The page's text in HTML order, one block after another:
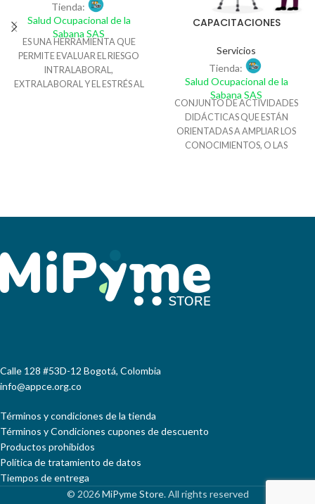
Tienda:
Salud Ocupacional de la
Sabana SAS
ES UNA HERRAMIENTA QUE
PERMITE EVALUAR EL RIESGO
INTRALABORAL,
EXTRALABORAL Y EL ESTRÉS AL
CAPACITACIONES
Servicios
Tienda:
Salud Ocupacional de la
Sabana SAS
CONJUNTO DE ACTIVIDADES
DIDÁCTICAS QUE ESTÁN
ORIENTADAS A AMPLIAR LOS
CONOCIMIENTOS, O LAS
GRACIAS A LA ADAPTACIÓN DE
COMITÉ DE CONVIVENCIA
LABORAL CCL • CAPACITACIÓN
INICIAL AL COMITÉ DE COPASST
SALUD MENTAL • RIESGO
• ACOSO LABORAL Y TRABAJO
EN CASA • METODOLOGÍAS DE
Calle 128 #53D-12 Bogotá, Colombia
info@appce.org.co
Términos y condiciones de la tienda
Términos y Condiciones cupones de descuento
Productos prohibidos
Política de tratamiento de datos
Tiempos de entrega
© 2026MiPyme Store. All rights reserved